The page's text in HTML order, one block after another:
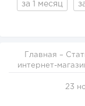
за 1 месяц
Главная –
интернет-
23